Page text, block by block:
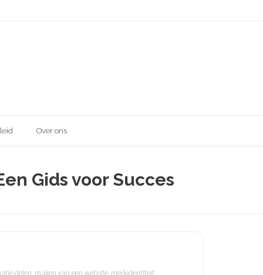
Over ons
Gids voor Succes
delen, maken van een website, merkidentiteit,